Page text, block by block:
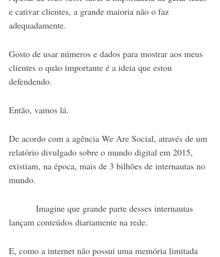
e cativar clientes, a grande maioria não o faz
adequadamente.
Gosto de usar números e dados para mostrar aos meus
clientes o quão importante é a ideia que estou
defendendo.
Então, vamos lá.
De acordo com a agência We Are Social, através de um
relatório divulgado sobre o mundo digital em 2015,
existiam, na época, mais de 3 bilhões de internautas no
mundo.
Imagine que grande parte desses internautas
lançam conteúdos diariamente na rede.
E, como a internet não possui uma memória limitada